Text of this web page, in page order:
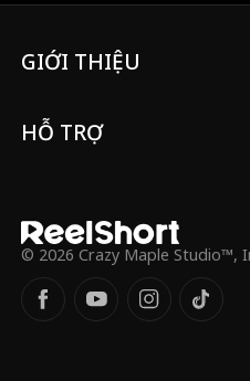
GIỚI THIỆU
HỖ TRỢ
© 2026 Crazy Maple Studio™,